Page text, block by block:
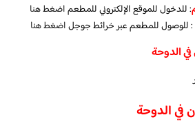
: للدخول للموقع الإلكتروني للمطعماضغط هنا
: للوصول للمطعم عبر خرائط جوجلاضغط هنا
الدوحة
الدوحة